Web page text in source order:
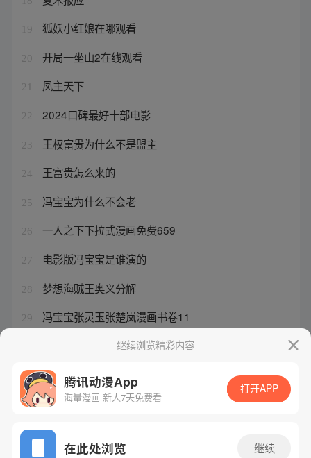
19 狐妖小红娘在哪观看
20 开局一坐山2在线观看
21 凤主天下
22 2024口碑最好十部电影
23 王权富贵为什么不是盟主
24 王富贵怎么来的
25 冯宝宝为什么不会老
26 一人之下下拉式漫画免费659
27 电影版冯宝宝是谁演的
28 梦想海贼王奥义分解
29 冯宝宝张灵玉张楚岚漫画书卷11
一人之下王也有官方cp吗
继续浏览精彩内容
腾讯动漫App
海量漫画 新人7天免费看
打开APP
在此处浏览 继续
网站备案/许可证号：粤B2-20090059-5